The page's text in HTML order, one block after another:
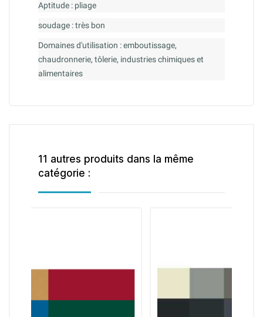
Aptitude : pliage
soudage : très bon
Domaines d'utilisation : emboutissage,
chaudronnerie, tôlerie, industries chimiques et
alimentaires
11 autres produits dans la même
catégorie :